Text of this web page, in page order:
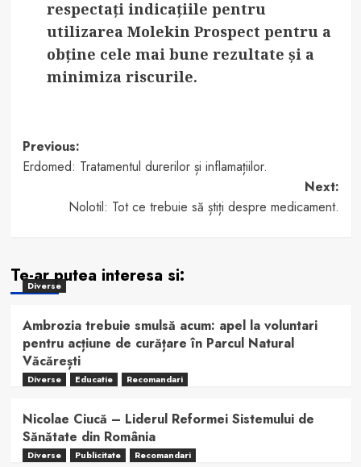
respectați indicațiile pentru
utilizarea Molekin Prospect pentru a
obține cele mai bune rezultate și a
minimiza riscurile.
Post
navigation
Previous:
Erdomed: Tratamentul durerilor și inflamațiilor.
Next:
Nolotil: Tot ce trebuie să știți despre medicament.
Te-ar putea interesa si:
Diverse
Ambrozia trebuie smulsă acum: apel la voluntari
pentru acțiune de curățare în Parcul Natural
Văcărești
Diverse Educatie Recomandari
Nicolae Ciucă – Liderul Reformei Sistemului de
Sănătate din România
Diverse Publicitate Recomandari